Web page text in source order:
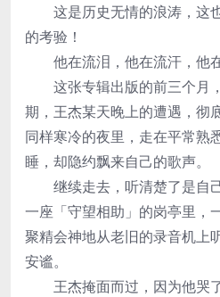
这是历史无情的浪涛，这
的考验！
他在流泪，他在流汗，他在
这张专辑出版的前三个月
期，王杰某天晚上的遭遇，彻
同样寒冷的夜里，走在平常熟
睡，却隐约飘来自己的歌声。
继续走去，听清楚了是自
一座「守望相助」的岗亭里，
聚精会神地从老旧的录音机上
安谧。
王杰掩面而过，因为他哭